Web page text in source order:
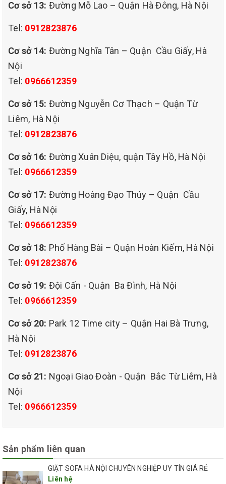
Cơ sở 13: Đường Mỗ Lao – Quận Hà Đông, Hà Nội
Tel: 0912823876
Cơ sở 14: Đường Nghĩa Tân – Quận Cầu Giấy, Hà
Nội
Tel: 0966612359
Cơ sở 15: Đường Nguyễn Cơ Thạch – Quận Từ
Liêm, Hà Nội
Tel: 0912823876
Cơ sở 16: Đường Xuân Diệu, quận Tây Hồ, Hà Nội
Tel: 0966612359
Cơ sở 17: Đường Hoàng Đạo Thúy – Quận Cầu
Giấy, Hà Nội
Tel: 0966612359
Cơ sở 18: Phố Hàng Bài – Quận Hoàn Kiếm, Hà Nội
Tel: 0912823876
Cơ sở 19: Đội Cấn - Quận Ba Đình, Hà Nội
Tel: 0966612359
Cơ sở 20: Park 12 Time city – Quận Hai Bà Trưng,
Hà Nội
Tel: 0912823876
Cơ sở 21: Ngoại Giao Đoàn - Quận Bắc Từ Liêm, Hà
Nội
Tel: 0966612359
Sản phẩm liên quan
GIẶT SOFA HÀ NỘI CHUYÊN NGHIỆP UY TÍN GIÁ RẺ
Liên hệ